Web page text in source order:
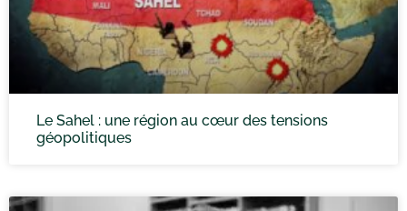
Le Sahel : une région au cœur des tensions
géopolitiques